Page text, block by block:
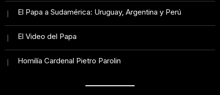
El Papa a Sudamérica: Uruguay, Argentina y Perú
El Video del Papa
Homilía Cardenal Pietro Parolin